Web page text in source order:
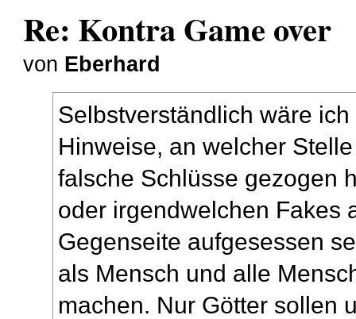
Re: Kontra Game over
von Eberhard
Selbstverständlich wäre
Hinweise, an welcher
falsche Schlüsse gezogen
oder irgendwelchen Fakes
Gegenseite aufgesessen
als Mensch und alle
machen. Nur Götter sollen